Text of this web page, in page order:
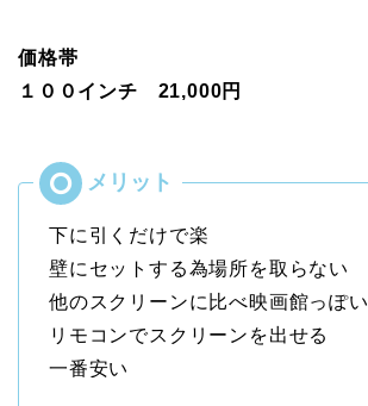
価格帯
１００インチ 21,000円
下に引くだけで楽
壁にセットする為場所を取らない
他のスクリーンに比べ映画館っぽい
リモコンでスクリーンを出せる
一番安い